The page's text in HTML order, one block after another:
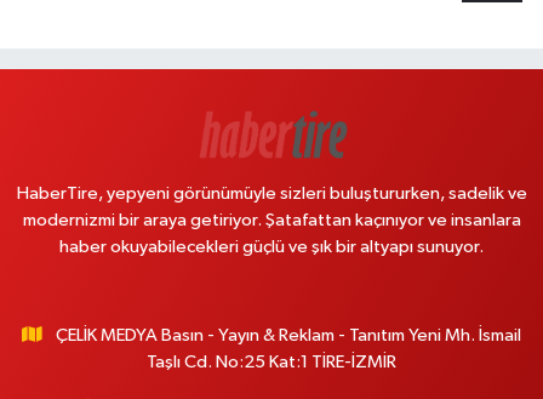
HaberTire, yepyeni görünümüyle sizleri buluştururken, sadelik ve
modernizmi bir araya getiriyor. Şatafattan kaçınıyor ve insanlara
haber okuyabilecekleri güçlü ve şık bir altyapı sunuyor.
ÇELİK MEDYA Basın - Yayın & Reklam - Tanıtım Yeni Mh. İsmail
Taşlı Cd. No:25 Kat:1 TİRE-İZMİR